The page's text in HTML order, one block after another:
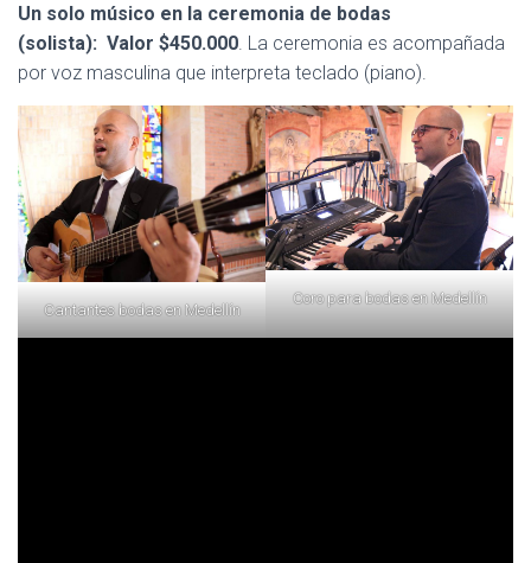
Un solo músico en la ceremonia de bodas
(solista): Valor $450.000. La ceremonia es acompañada
por voz masculina que interpreta teclado (piano).
Cantantes bodas en Medellín
Coro para bodas en Medellín